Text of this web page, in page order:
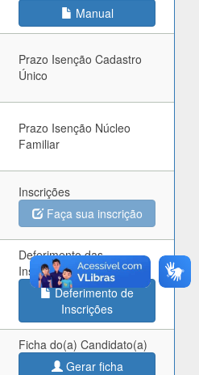
Manual
Prazo Isenção Cadastro
Único
Prazo Isenção Núcleo
Familiar
Inscrições
Faça sua inscrição
Deferimento das
Inscrições
Deferimento de
Inscrições
Ficha do(a) Candidato(a)
Gerar ficha